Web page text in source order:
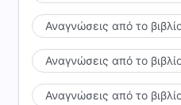
εμφάνισή Του και
άνθρωπος αγνοήσει την
αντιθέτως μιλά μόνο
άνθρωπο, τότε οι
απαλειφθούν όλες οι
Αναγνώσεις από το
Αναγνώσεις από το
Αναγνώσεις από το